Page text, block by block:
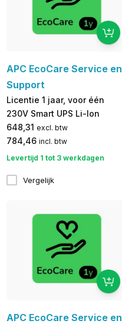
APC EcoCare Service en
Support
Licentie 1 jaar, voor één
230V Smart UPS Li-Ion
648,31 excl. btw
784,46 incl. btw
Levertijd 1 tot 3 werkdagen
Vergelijk
APC EcoCare Service en